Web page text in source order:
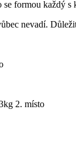
formou každý
nevadí.
2. místo